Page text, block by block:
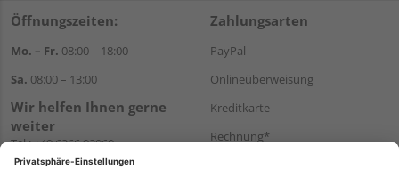
Öffnungszeiten:
Mo. – Fr. 08:00 – 18:00
Sa. 08:00 – 13:00
Wir helfen Ihnen gerne
weiter
Tel.:+49 6266 92060
E-Mail:shop@holzcenter-shop.de
Zahlungsarten
PayPal
Onlineüberweisung
Kreditkarte
Rechnung*